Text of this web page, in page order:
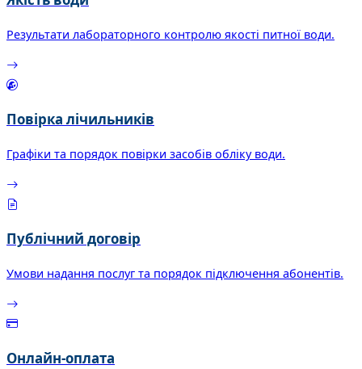
Результати лабораторного контролю якості питної води.
Повірка лічильників
Графіки та порядок повірки засобів обліку води.
Публічний договір
Умови надання послуг та порядок підключення абонентів.
Онлайн-оплата